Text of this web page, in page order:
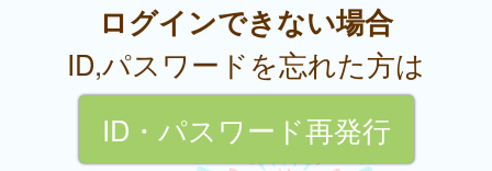
ログインできない場合
ID,パスワードを忘れた方は
ID・パスワード再発行